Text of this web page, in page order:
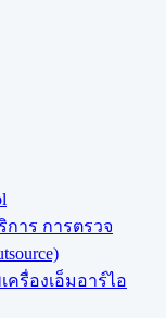
าร การตรวจ
รื่องเอ็มอาร์ไอ